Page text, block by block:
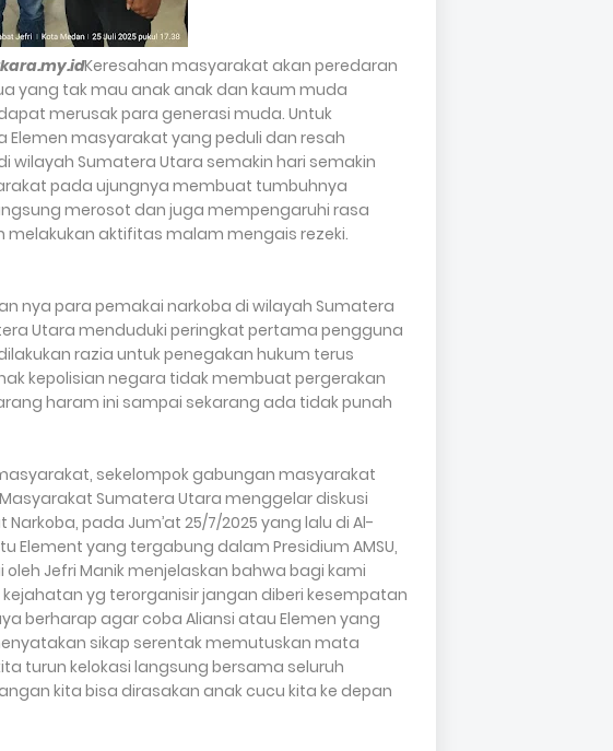
Keresahan masyarakat akan peredaran
yang tak mau anak anak dan kaum muda
merusak para generasi muda. Untuk
masyarakat yang peduli dan resah
wilayah Sumatera Utara semakin hari semakin
pada ujungnya membuat tumbuhnya
merosot dan juga mempengaruhi rasa
aktifitas malam mengais rezeki.
nya para pemakai narkoba di wilayah Sumatera
Utara menduduki peringkat pertama pengguna
razia untuk penegakan hukum terus
kepolisian negara tidak membuat pergerakan
haram ini sampai sekarang ada tidak punah
sekelompok gabungan masyarakat
Sumatera Utara menggelar diskusi
pada Jum’at 25/7/2025 yang lalu di Al-
Element yang tergabung dalam Presidium AMSU,
Jefri Manik menjelaskan bahwa bagi kami
yg terorganisir jangan diberi kesempatan
berharap agar coba Aliansi atau Elemen yang
sikap serentak memutuskan mata
turun kelokasi langsung bersama seluruh
kita bisa dirasakan anak cucu kita ke depan